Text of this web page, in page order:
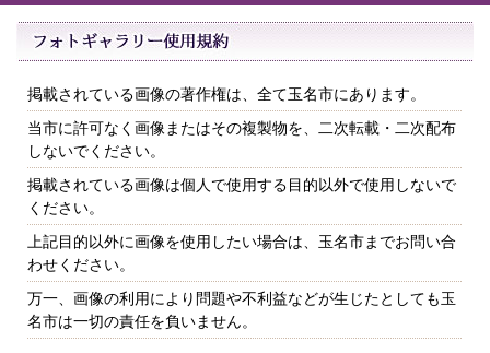
掲載されている画像の著作権は、全て玉名市にあります。
当市に許可なく画像またはその複製物を、二次転載・二次配布
しないでください。
掲載されている画像は個人で使用する目的以外で使用しないで
ください。
上記目的以外に画像を使用したい場合は、玉名市までお問い合
わせください。
万一、画像の利用により問題や不利益などが生じたとしても玉
名市は一切の責任を負いません。